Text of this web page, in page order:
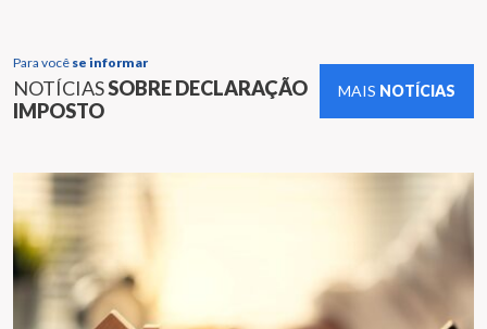
Para você se informar
NOTÍCIASSOBRE DECLARAÇÃO
IMPOSTO
MAIS NOTÍCIAS